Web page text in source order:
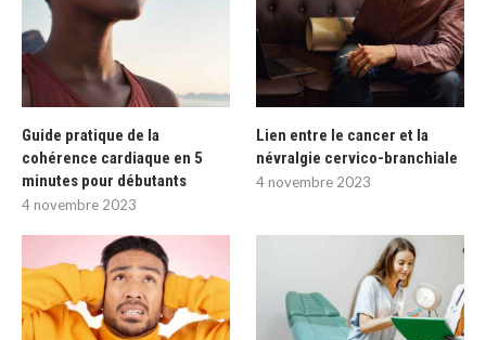
Guide pratique de la
cohérence cardiaque en 5
minutes pour débutants
4 novembre 2023
Lien entre le cancer et la
névralgie cervico-branchiale
4 novembre 2023